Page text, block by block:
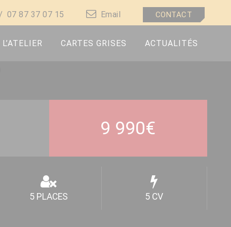
07 87 37 07 15 Email CONTACT
L’ATELIER CARTES GRISES ACTUALITÉS
9 990€
5 PLACES 5 CV